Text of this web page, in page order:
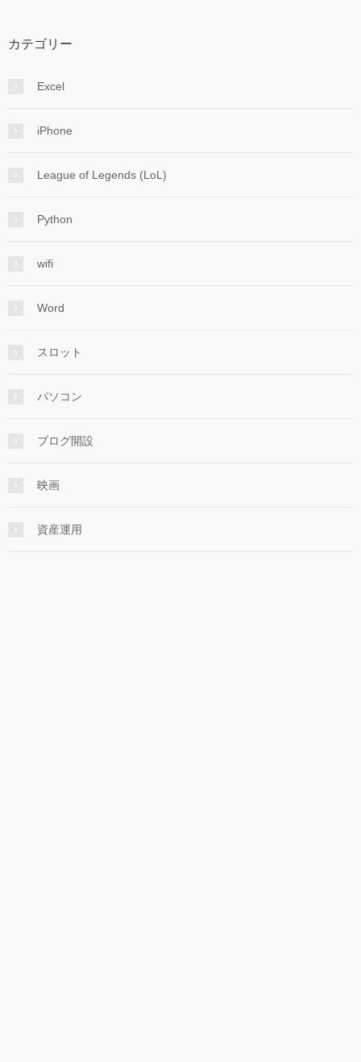
カテゴリー
Excel
iPhone
League of Legends (LoL)
Python
wifi
Word
スロット
パソコン
ブログ開設
映画
資産運用